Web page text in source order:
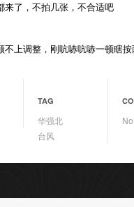
来了，不拍几张，不合适吧
上调整，刚吭哧吭哧一顿瞎
TAG
华强北
台风